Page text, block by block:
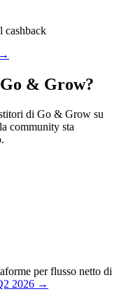
cashback
& Grow?
di Go & Grow su
community sta
per flusso netto di
2026 →